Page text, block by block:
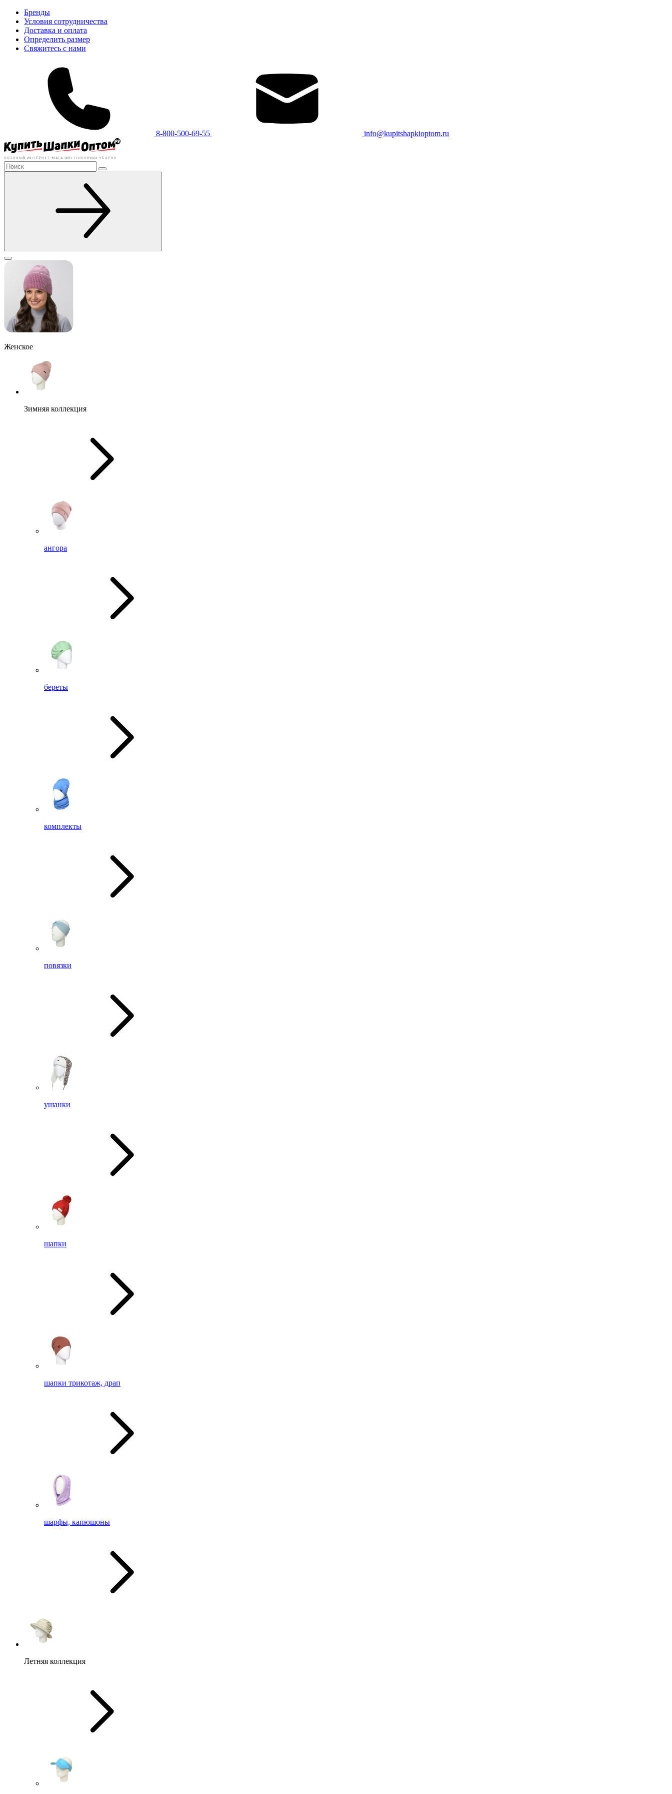
Бренды
Условия сотрудничества
Доставка и оплата
Определить размер
Свяжитесь с нами
8-800-500-69-55 info@kupitshapkioptom.ru
Женское
Зимняя коллекция
ангора
береты
комплекты
повязки
ушанки
шапки
шапки трикотаж, драп
шарфы, капюшоны
Летняя коллекция